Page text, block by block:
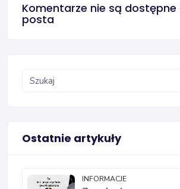
Komentarze nie są
posta
Ostatnie artykuły
INFORMACJE